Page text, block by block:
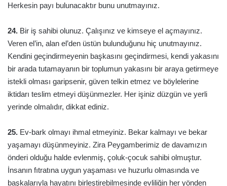
Herkesin payı bulunacaktır bunu unutmayınız.
24. Bir iş sahibi olunuz. Çalışınız ve kimseye el açmayınız.
Veren el’in, alan el’den üstün bulunduğunu hiç unutmayınız.
Kendini geçindirmeyenin başkasını geçindirmesi, kendi yakasını
bir arada tutamayanın bir toplumun yakasını bir araya getirmeye
istekli olması garipsenir, güven telkin etmez ve böylelerine
iktidarı teslim etmeyi düşünmezler. Her işiniz düzgün ve yerli
yerinde olmalıdır, dikkat ediniz.
25. Ev-bark olmayı ihmal etmeyiniz. Bekar kalmayı ve bekar
yaşamayı düşünmeyiniz. Zira Peygamberimiz de davamızın
önderi olduğu halde evlenmiş, çoluk-çocuk sahibi olmuştur.
İnsanın fıtratına uygun yaşaması ve huzurlu olmasında ve
başkalarıyla hayatını birleştirebilmesinde evliliğin her yönden